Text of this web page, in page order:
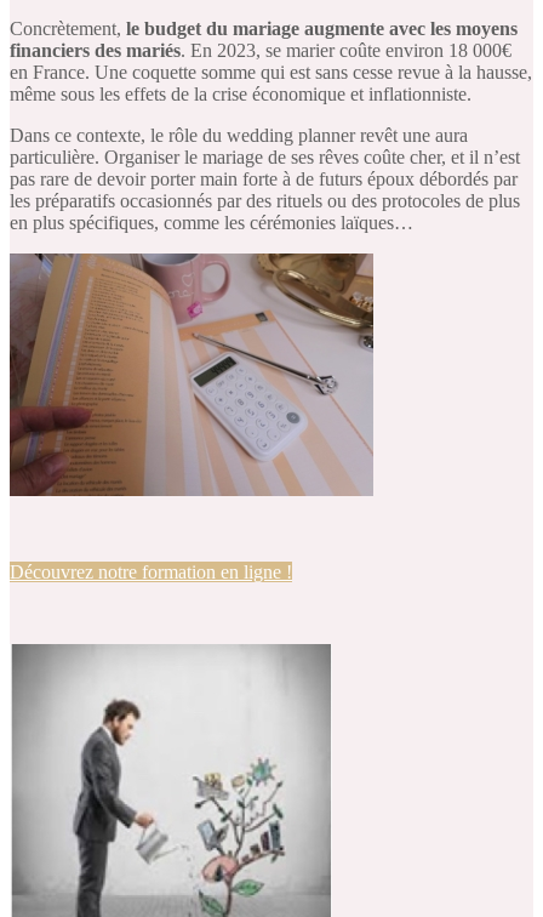
Concrètement, le budget du mariage augmente avec les moyens
financiers des mariés. En 2023, se marier coûte environ 18 000€
en France. Une coquette somme qui est sans cesse revue à la hausse,
même sous les effets de la crise économique et inflationniste.
Dans ce contexte, le rôle du wedding planner revêt une aura
particulière. Organiser le mariage de ses rêves coûte cher, et il n’est
pas rare de devoir porter main forte à de futurs époux débordés par
les préparatifs occasionnés par des rituels ou des protocoles de plus
en plus spécifiques, comme les cérémonies laïques…
Découvrez notre formation en ligne !